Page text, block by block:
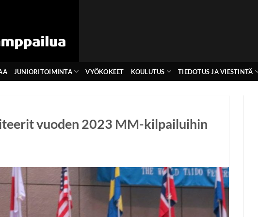
JUNIORITOIMINTA VYÖKOKEET KOULUTUS TIEDOTUS JA VIESTINTÄ
vuoden 2023 MM-kilpailuihin